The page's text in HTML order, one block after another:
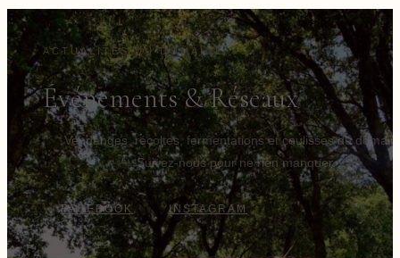
ACTUALITÉS DU DOMAINE
Événements & Réseaux
Vendanges, récoltes, fermentations et coulisses du
Suivez-nous pour ne rien manquer.
FACEBOOK INSTAGRAM